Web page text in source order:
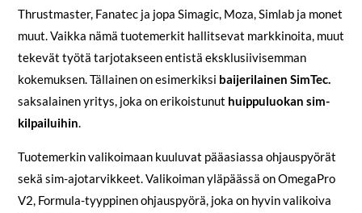
Thrustmaster, Fanatec ja jopa Simagic, Moza, Simlab ja monet
muut. Vaikka nämä tuotemerkit hallitsevat markkinoita, muut
tekevät työtä tarjotakseen entistä eksklusiivisemman
kokemuksen. Tällainen on esimerkiksi baijerilainen SimTec.
saksalainen yritys, joka on erikoistunut huippuluokan sim-
kilpailuihin.
Tuotemerkin valikoimaan kuuluvat pääasiassa ohjauspyörät
sekä sim-ajotarvikkeet. Valikoiman yläpäässä on OmegaPro
V2, Formula-tyyppinen ohjauspyörä, joka on hyvin valikoiva